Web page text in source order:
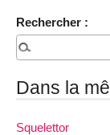
Rechercher :
Dans la
Squelettor